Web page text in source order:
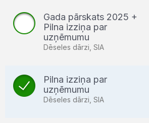
Gada pārskats 2025 +
Pilna izziņa par
uzņēmumu
Dēseles dārzi, SIA
Pilna izziņa par
uzņēmumu
Dēseles dārzi, SIA